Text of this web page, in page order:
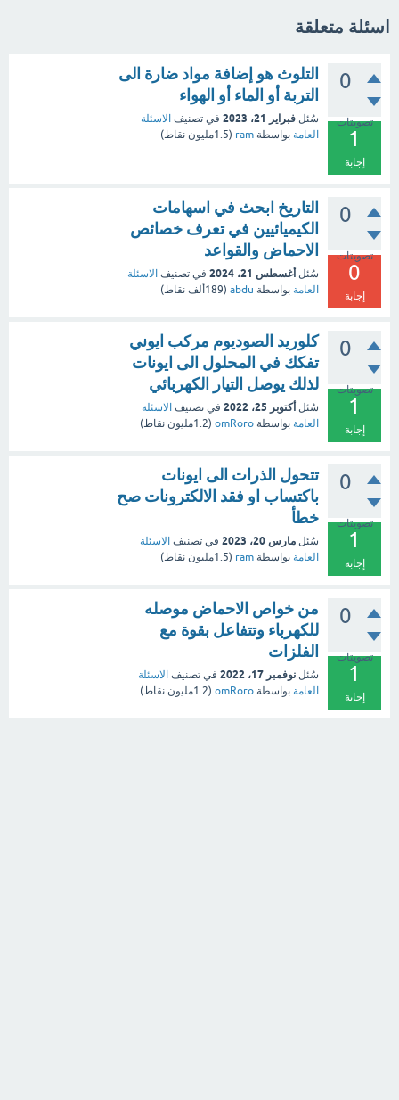
اسئلة متعلقة
0
تصويتات
1
إجابة
التلوث هو إضافة مواد ضارة الى
التربة أو الماء أو الهواء
سُئل فبراير 21، 2023 في تصنيف الاسئلة
العامة بواسطة ram
(1.5مليون نقاط)
0
تصويتات
0
إجابة
التاريخ ابحث في اسهامات
الكيميائيين في تعرف خصائص
الاحماض والقواعد
سُئل أغسطس 21، 2024 في تصنيف الاسئلة
العامة بواسطة abdu
(189ألف نقاط)
0
تصويتات
1
إجابة
كلوريد الصوديوم مركب ايوني
تفكك في المحلول الى ايونات
لذلك يوصل التيار الكهربائي
سُئل أكتوبر 25، 2022 في تصنيف الاسئلة
العامة بواسطة omRoro
(1.2مليون نقاط)
0
تصويتات
1
إجابة
تتحول الذرات الى ايونات
باكتساب او فقد الالكترونات صح
خطأ
سُئل مارس 20، 2023 في تصنيف الاسئلة
العامة بواسطة ram
(1.5مليون نقاط)
0
تصويتات
1
إجابة
من خواص الاحماض موصله
للكهرباء وتتفاعل بقوة مع
الفلزات
سُئل نوفمبر 17، 2022 في تصنيف الاسئلة
العامة بواسطة omRoro
(1.2مليون نقاط)